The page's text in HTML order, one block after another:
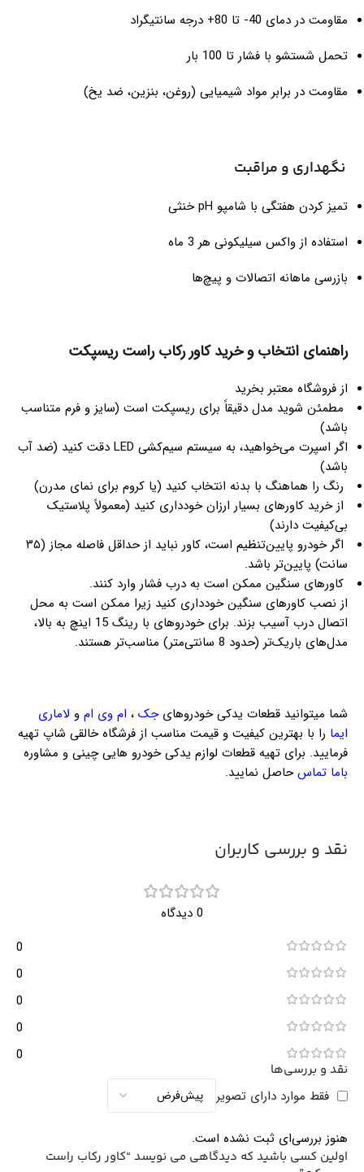
مقاومت در دمای 40- تا 80+ درجه سانتیگراد
تحمل شستشو با فشار تا 100 بار
مقاومت در برابر مواد شیمیایی (روغن، بنزین، ضد یخ)
نگهداری و مراقبت
تمیز کردن هفتگی با شامپو pH خنثی
استفاده از واکس سیلیکونی هر 3 ماه
بازرسی ماهانه اتصالات و پیچ‌ها
راهنمای انتخاب و خرید کاور رکاب راست ریسپکت
از فروشگاه معتبر بخرید
مطمئن شوید مدل دقیقاً برای ریسپکت است (سایز و فرم متناسب
باشد)
اگر اسپرت می‌خواهید، به سیستم سیم‌کشی LED دقت کنید (ضد آب
باشد)
رنگ را هماهنگ با بدنه انتخاب کنید (یا کروم برای نمای مدرن)
از خرید کاورهای بسیار ارزان خودداری کنید (معمولاً پلاستیک
بی‌کیفیت دارند)
اگر خودرو پایین‌تنظیم است، کاور نباید از حداقل فاصله مجاز (۳۵
سانت) پایین‌تر باشد.
کاورهای سنگین ممکن است به درب فشار وارد کنند.
از نصب کاورهای سنگین خودداری کنید زیرا ممکن است به محل
اتصال درب آسیب بزند. برای خودروهای با رینگ 15 اینچ به بالا،
مدل‌های باریک‌تر (حدود 8 سانتی‌متر) مناسب‌تر هستند.
شما میتوانید قطعات یدکی خودروهایجک ، ام وی ام و لاماری
ایما را با بهترین کیفیت و قیمت مناسب از فرشگاه خالقی شاپ تهیه
فرمایید. برای تهیه قطعات لوازم یدکی خودرو هایی چینی و مشاوره
باما تماس حاصل نمایید.
نقد و بررسی کاربران
0 دیدگاه
0
0
0
0
0
نقد و بررسی‌ها
فقط موارد دارای تصویر
هنوز بررسی‌ای ثبت نشده است.
اولین کسی باشید که دیدگاهی می نویسد “کاور رکاب راست